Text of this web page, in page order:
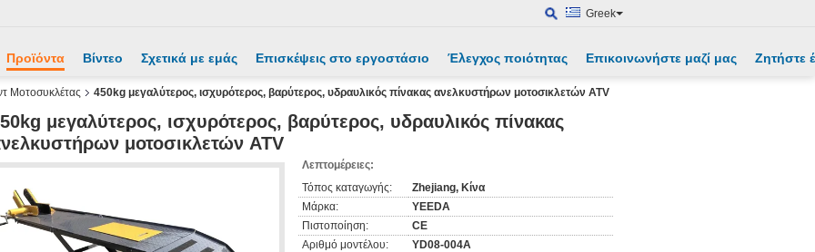
Greek
Προϊόντα Βίντεο Σχετικά με εμάς Επισκέψεις στο εργοστάσιο Έλεγχος ποιότητας Επικοινωνήστε μαζί μας Ζητήστε
Μοτοσυκλέτας 450kg μεγαλύτερος, ισχυρότερος, βαρύτερος, υδραυλικός πίνακας ανελκυστήρων μοτοσικλετών ATV
μεγαλύτερος, ισχυρότερος, βαρύτερος, υδραυλικός πίνακας
μοτοσικλετών ATV
Λεπτομέρειες:
Τόπος καταγωγής:
Zhejiang, Κίνα
Μάρκα:
YEEDA
Πιστοποίηση:
CE
Αριθμό μοντέλου:
YD08-004A